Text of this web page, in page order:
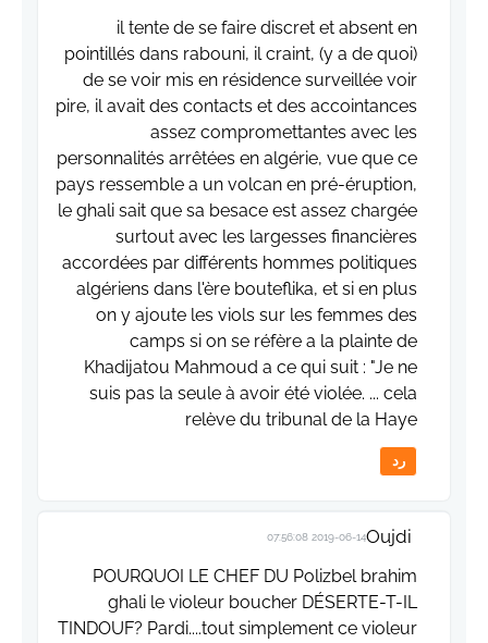
il tente de se faire discret et absent en
pointillés dans rabouni, il craint, (y a de quoi)
de se voir mis en résidence surveillée voir
pire, il avait des contacts et des accointances
assez compromettantes avec les
personnalités arrêtées en algérie, vue que ce
pays ressemble a un volcan en pré-éruption,
le ghali sait que sa besace est assez chargée
surtout avec les largesses financières
accordées par différents hommes politiques
algériens dans l'ère bouteflika, et si en plus
on y ajoute les viols sur les femmes des
camps si on se réfère a la plainte de
Khadijatou Mahmoud a ce qui suit : "Je ne
suis pas la seule à avoir été violée. ... cela
relève du tribunal de la Haye
رد
Oujdi
2019-06-14 07:56:08
POURQUOI LE CHEF DU Polizbel brahim
ghali le violeur boucher DÉSERTE-T-IL
TINDOUF? Pardi....tout simplement ce violeur